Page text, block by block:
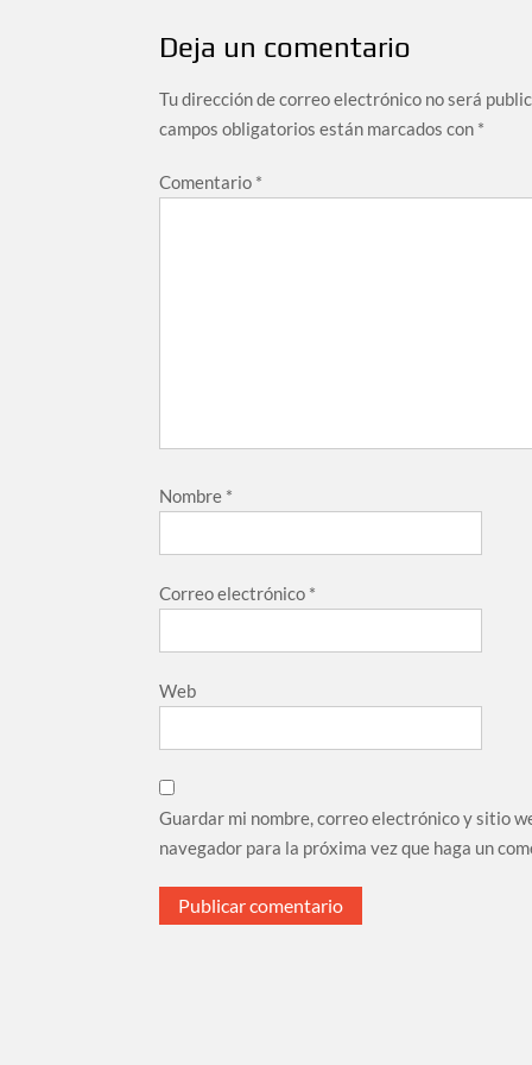
Deja un comentario
Tu dirección de correo electrónico no será
campos obligatorios están marcados con *
Comentario *
Nombre *
Correo electrónico *
Web
Guardar mi nombre, correo electrónico y sitio
navegador para la próxima vez que haga un